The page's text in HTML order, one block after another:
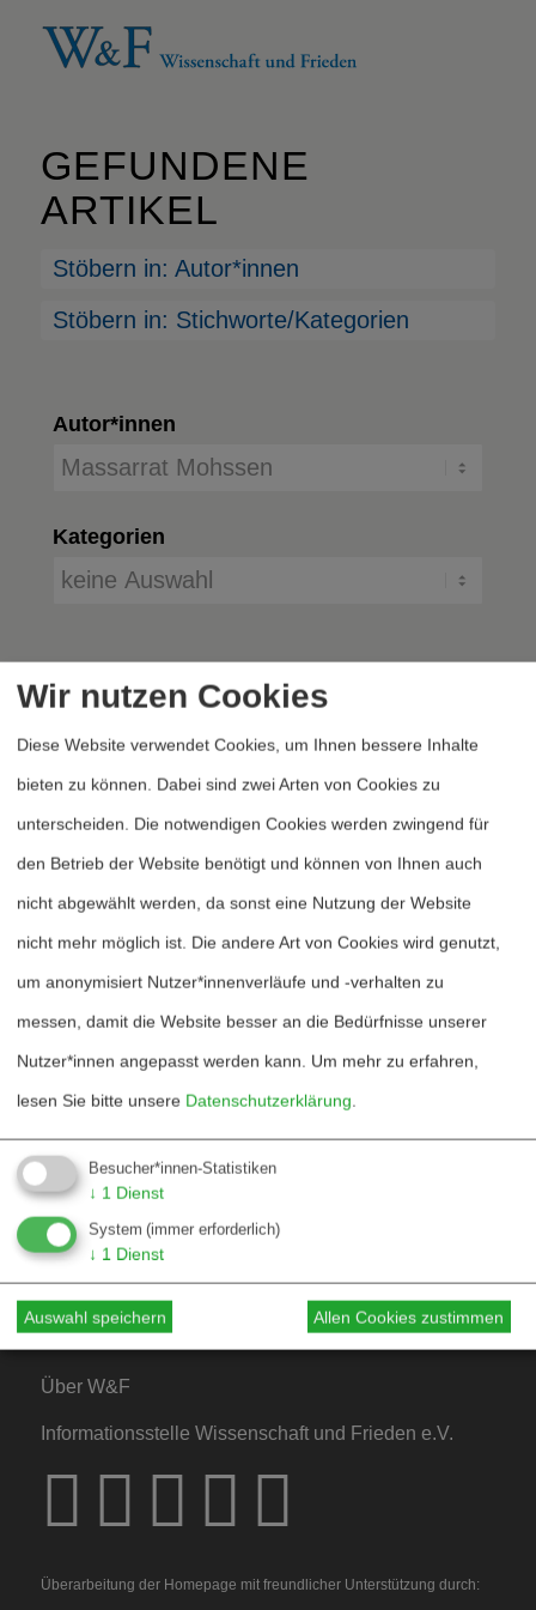
GEFUNDENE
ARTIKEL
Stöbern in: Autor*innen
Stöbern in: Stichworte/Kategorien
Autor*innen
Kategorien
Heftarchiv
Bestellen
Fördern
Jubiläum 40 Jahre
Kontakt
Mediadaten
Hinweise für Autor*innen
Hinweise für Dossiers
Über W&F
Informationsstelle Wissenschaft und Frieden e.V.
Überarbeitung der Homepage mit freundlicher Unterstützung durch:
Wir nutzen Cookies
Diese Website verwendet Cookies, um Ihnen bessere Inhalte
bieten zu können. Dabei sind zwei Arten von Cookies zu
unterscheiden. Die notwendigen Cookies werden zwingend für
den Betrieb der Website benötigt und können von Ihnen auch
nicht abgewählt werden, da sonst eine Nutzung der Website
nicht mehr möglich ist. Die andere Art von Cookies wird genutzt,
um anonymisiert Nutzer*innenverläufe und -verhalten zu
messen, damit die Website besser an die Bedürfnisse unserer
Nutzer*innen angepasst werden kann. Um mehr zu erfahren,
lesen Sie bitte unsere Datenschutzerklärung.
Besucher*innen-Statistiken
↓ 1 Dienst
System (immer erforderlich)
↓ 1 Dienst
Auswahl speichern Allen Cookies zustimmen